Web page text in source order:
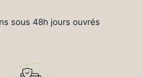
sous 48h jours ouvrés